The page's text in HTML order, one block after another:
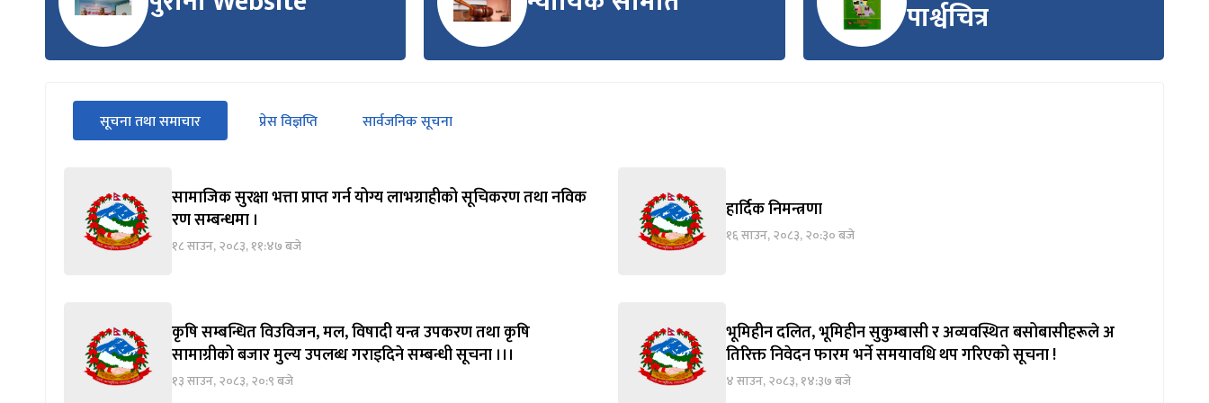
पार्श्वचित्र
सीधा
पहिलो
जानुहोस्
सूचना तथा समाचार
(सक्रिय ट्याब)
प्रेस विज्ञप्ति सार्वजनिक सूचना
सामाजिक सुरक्षा भत्ता प्राप्त गर्न योग्य लाभग्राहीको सूचिकरण तथा नविक
रण सम्बन्धमा ।
१८ साउन, २०८३, ११:४७ बजे
हार्दिक निमन्त्रणा
१६ साउन, २०८३, २०:३० बजे
कृषि सम्बन्धित विउविजन, मल, विषादी यन्त्र उपकरण तथा कृषि
सामाग्रीको बजार मुल्य उपलब्ध गराइदिने सम्बन्धी सूचना ।।।
१३ साउन, २०८३, २०:९ बजे
भूमिहीन दलित, भूमिहीन सुकुम्बासी र अव्यवस्थित बसोबासीहरूले अ
तिरिक्त निवेदन फारम भर्ने समयावधि थप गरिएको सूचना !
४ साउन, २०८३, १४:३७ बजे